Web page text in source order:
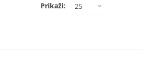
Prikaži: 25